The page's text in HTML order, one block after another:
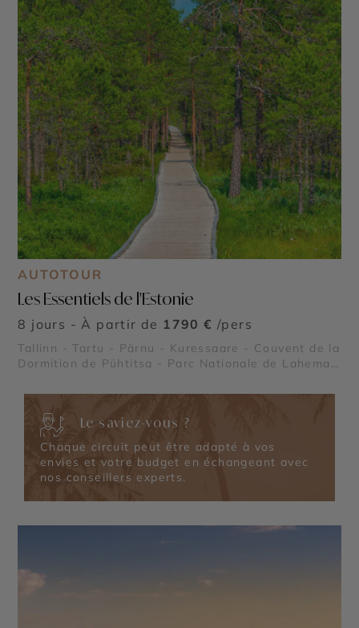
AUTOTOUR
Les Essentiels de l'Estonie
8 jours - À partir de 1790 € /pers
Tallinn - Tartu - Pärnu - Kuressaare - Couvent de la
Dormition de Pühtitsa - Parc Nationale de Lahemaa
Le saviez-vous ?
Chaque circuit peut être adapté à vos
envies et votre budget en échangeant avec
nos conseillers experts.